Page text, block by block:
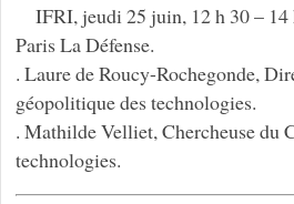
IFRI, jeudi 25 juin, 12 h 30 – 14
Paris La Défense.
. Laure de Roucy-Rochegonde,
géopolitique des technologies.
. Mathilde Velliet, Chercheuse du
technologies.